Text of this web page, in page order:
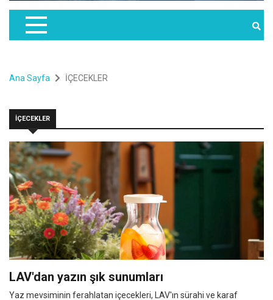
Ana Sayfa İÇECEKLER
İÇECEKLER
LAV'dan yazın şık sunumları
Yaz mevsiminin ferahlatan içecekleri, LAV'ın sürahi ve karaf